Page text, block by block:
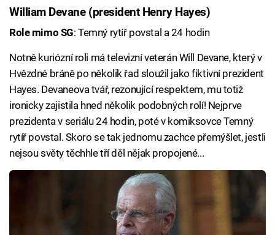
William Devane (president Henry Hayes)
Role mimo SG: Temný rytíř povstal a 24 hodin
Notně kuriózní roli má televizní veterán Will Devane, který v
Hvězdné bráně po několik řad sloužil jako fiktivní prezident
Hayes. Devaneova tvář, rezonující respektem, mu totiž
ironicky zajistila hned několik podobných rolí! Nejprve
prezidenta v seriálu 24 hodin, poté v komiksovce Temný
rytíř povstal. Skoro se tak jednomu zachce přemýšlet, jestli
nejsou světy těchhle tří děl nějak propojené...